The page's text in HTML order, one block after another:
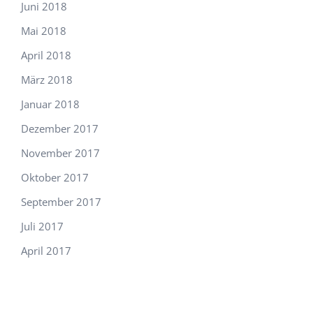
Juni 2018
Mai 2018
April 2018
März 2018
Januar 2018
Dezember 2017
November 2017
Oktober 2017
September 2017
Juli 2017
April 2017